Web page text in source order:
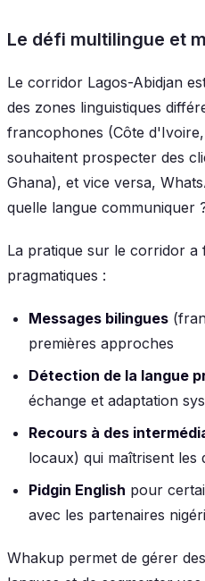
Le défi multilingue et
Le corridor Lagos-Abidjan
des zones linguistiques
francophones (Côte
souhaitent prospecter des
Ghana), et vice versa,
quelle langue communiquer
La pratique sur le corridor a
pragmatiques :
Messages bilingues
premières approches
Détection de la langue
échange et adaptation
Recours à des
locaux) qui maîtrisent les
Pidgin English pour
avec les partenaires
Whakup permet de gérer